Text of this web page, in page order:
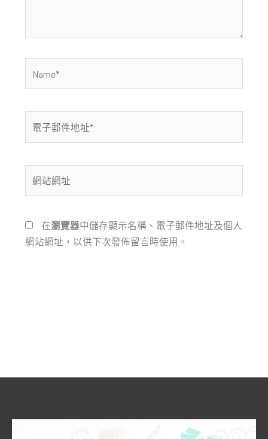
子
件
地
址
站
址
在瀏覽器中儲存顯示名稱、電子郵件地址及個人
網站網址，以供下次發佈留言時使用。